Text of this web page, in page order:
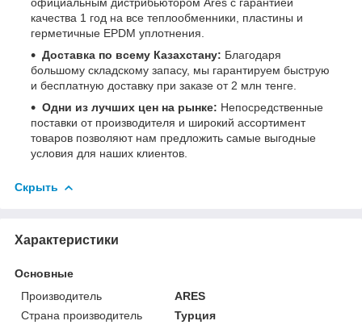
качества 1 год на все теплообменники, пластины и
герметичные EPDM уплотнения.
Доставка по всему Казахстану: Благодаря
большому складскому запасу, мы гарантируем быструю
и бесплатную доставку при заказе от 2 млн тенге.
Одни из лучших цен на рынке: Непосредственные
поставки от производителя и широкий ассортимент
товаров позволяют нам предложить самые выгодные
условия для наших клиентов.
Скрыть
Характеристики
Основные
Производитель
ARES
Страна производитель
Турция